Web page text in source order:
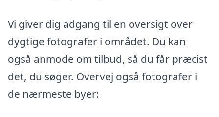
Vi giver dig adgang til en oversigt over
dygtige fotografer i området. Du kan
også anmode om tilbud, så du får præcist
det, du søger. Overvej også fotografer i
de nærmeste byer: